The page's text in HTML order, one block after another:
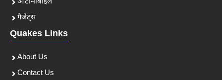
गैजेट्स
Quakes Links
About Us
Contact Us